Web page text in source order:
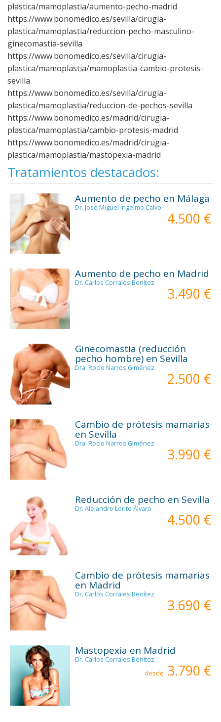
plastica/mamoplastia/aumento-pecho-madrid
https://www.bonomedico.es/sevilla/cirugia-
plastica/mamoplastia/reduccion-pecho-masculino-
ginecomastia-sevilla
https://www.bonomedico.es/sevilla/cirugia-
plastica/mamoplastia/mamoplastia-cambio-protesis-
sevilla
https://www.bonomedico.es/sevilla/cirugia-
plastica/mamoplastia/reduccion-de-pechos-sevilla
https://www.bonomedico.es/madrid/cirugia-
plastica/mamoplastia/cambio-protesis-madrid
https://www.bonomedico.es/madrid/cirugia-
plastica/mamoplastia/mastopexia-madrid
Tratamientos destacados:
Aumento de pecho en Málaga
Dr. José Miguel Ingelmo Calvo
4.500 €
Aumento de pecho en Madrid
Dr. Carlos Corrales Benítez
3.490 €
Ginecomastia (reducción
pecho hombre) en Sevilla
Dra. Rocío Narros Giménez
2.500 €
Cambio de prótesis mamarias
en Sevilla
Dra. Rocío Narros Giménez
3.990 €
Reducción de pecho en Sevilla
Dr. Alejandro Lorite Álvaro
4.500 €
Cambio de prótesis mamarias
en Madrid
Dr. Carlos Corrales Benítez
3.690 €
Mastopexia en Madrid
Dr. Carlos Corrales Benítez
desde 3.790 €